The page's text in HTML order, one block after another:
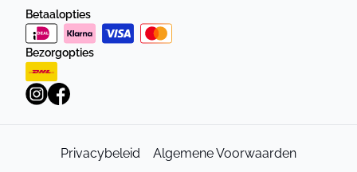
Betaalopties
Bezorgopties
Privacybeleid Algemene Voorwaarden